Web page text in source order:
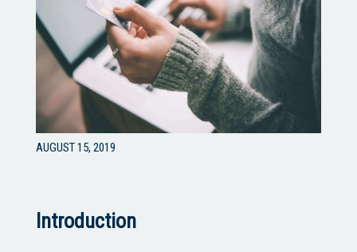
AUGUST 15, 2019
Introduction